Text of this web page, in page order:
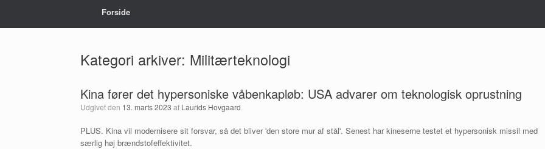
Forside
Kategori arkiver: Militærteknologi
Kina fører det hypersoniske våbenkapløb: USA advarer om teknologisk oprustning
Udgivet den 13. marts 2023 af Laurids Hovgaard
PLUS. Kina vil modernisere sit forsvar, så det bliver 'den store mur af stål'. Senest har kineserne testet et hypersonisk missil med
særlig høj brændstofeffektivitet.